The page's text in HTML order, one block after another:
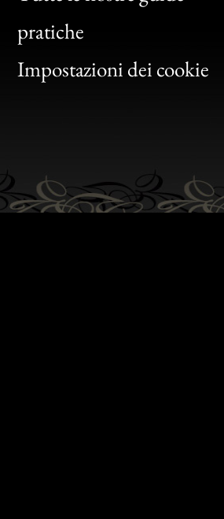
pratiche
Impostazioni dei cookie